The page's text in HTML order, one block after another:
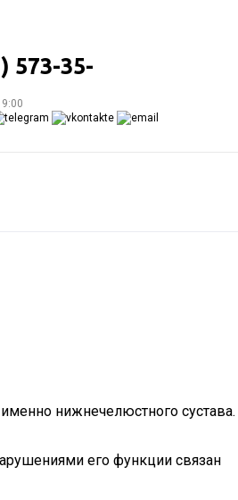
573-35-
нижнечелюстного сустава.
его функции связан